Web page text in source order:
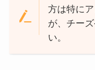
方は特に
が、チー
い。